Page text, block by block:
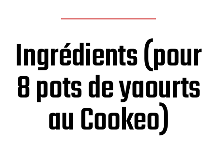
Ingrédients (pour
8 pots de yaourts
au Cookeo)